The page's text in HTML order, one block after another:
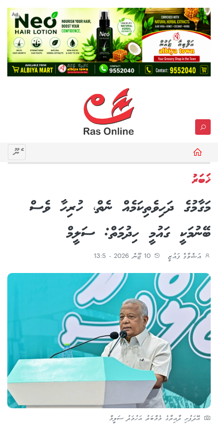
Ad
މެނޫ
ޚަބަރު
މަގާމުގެ ދަހިވެތިކަމެއް ނެތް، ހުރިހާ ވެސް
ބޭނުމަކީ ގައުމީ ހިދުމަތް: ސަލީމް
އަޝްވާގް ފައުޒީ
އޭދަފުށި ދާއިރާގެ މެމްބަރު އަހުމަދު ސަލީމް